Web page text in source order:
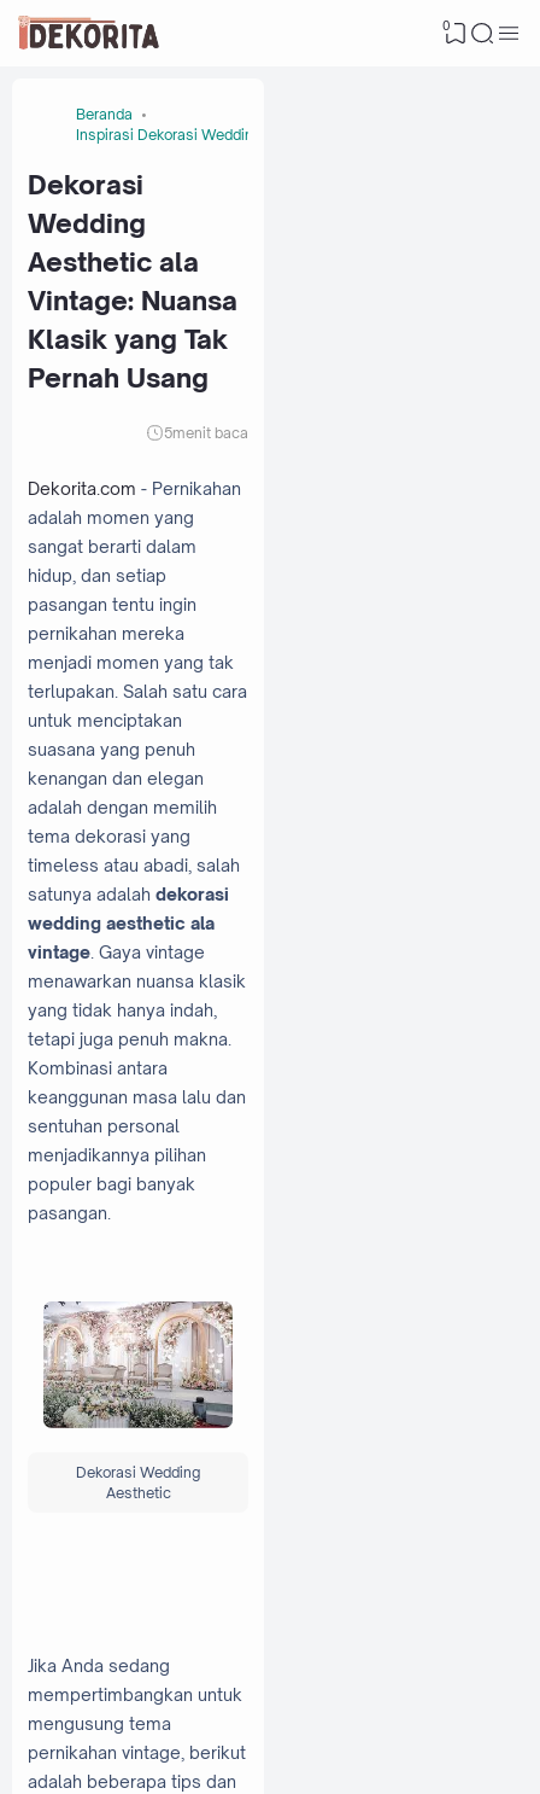
0
Beranda
Inspirasi Dekorasi Wedding
Dekorasi
Wedding
Aesthetic ala
Vintage: Nuansa
Klasik yang Tak
Pernah Usang
5menit baca
Dekorita.com - Pernikahan
adalah momen yang
sangat berarti dalam
hidup, dan setiap
pasangan tentu ingin
pernikahan mereka
menjadi momen yang tak
terlupakan. Salah satu cara
untuk menciptakan
suasana yang penuh
kenangan dan elegan
adalah dengan memilih
tema dekorasi yang
timeless atau abadi, salah
satunya adalah dekorasi
wedding aesthetic ala
vintage . Gaya vintage
menawarkan nuansa klasik
yang tidak hanya indah,
tetapi juga penuh makna.
Kombinasi antara
keanggunan masa lalu dan
sentuhan personal
menjadikannya pilihan
populer bagi banyak
pasangan.
Dekorasi Wedding
Aesthetic
Jika Anda sedang
mempertimbangkan untuk
mengusung tema
pernikahan vintage, berikut
adalah beberapa tips dan